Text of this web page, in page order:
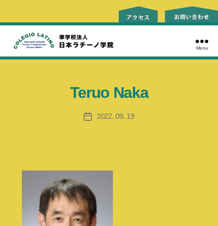
ラ
ノ
Menu
Teruo Naka
Data2022. 09. 19